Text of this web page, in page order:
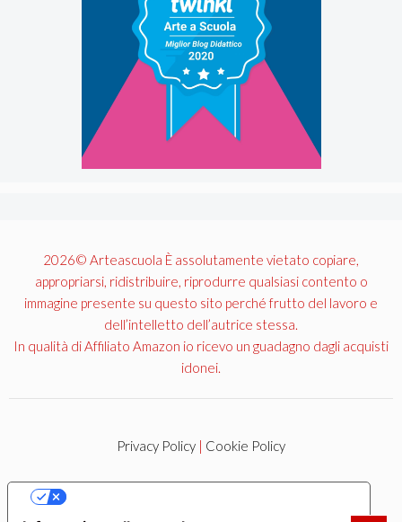
2026© Arteascuola È assolutamente vietato copiare,
appropriarsi, ridistribuire, riprodurre qualsiasi contento o
immagine presente su questo sito perché frutto del lavoro e
dell’intelletto dell’autrice stessa.
In qualità di Affiliato Amazon io ricevo un guadagno dagli acquisti
idonei.
Privacy Policy | Cookie Policy